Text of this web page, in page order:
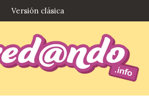
Versión clásica